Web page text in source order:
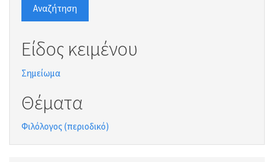
Αναζήτηση
Είδος κειμένου
Σημείωμα
Θέματα
Φιλόλογος (περιοδικό)